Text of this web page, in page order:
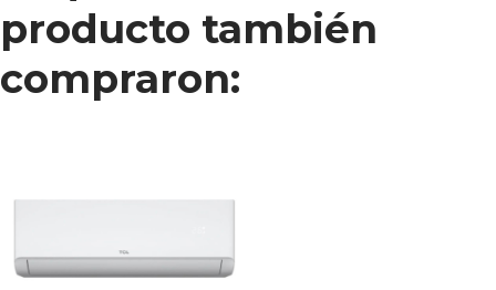
producto también
compraron: